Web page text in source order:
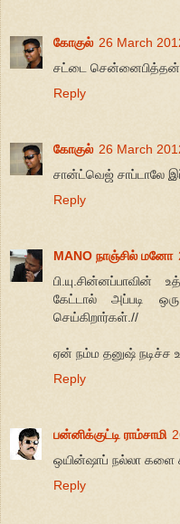
கோகுல் 26 March
சட்டை சென்னைபித்தன்
Reply
கோகுல் 26 March
சான்ட்வெஜ் சாப்டாலே
Reply
MANO நாஞ்சில் மனோ
பி.யு.சின்னப்பாவின்
கேட்டால் அப்படி
செய்கிறார்கள்.//
ஏன் நம்ம தனுஷ் நடிச்ச
Reply
பன்னிக்குட்டி ராம்சாமி
ஒயின்ஷாப் நல்லா களை
Reply